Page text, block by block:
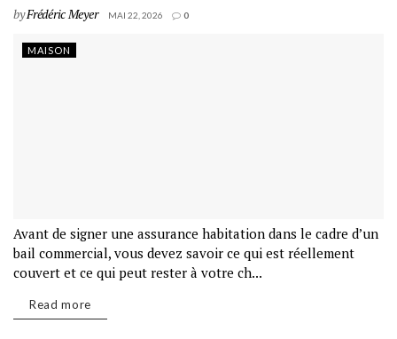
byFrédéric Meyer MAI 22, 2026 0
MAISON
Avant de signer une assurance habitation dans le cadre d’un
bail commercial, vous devez savoir ce qui est réellement
couvert et ce qui peut rester à votre ch...
Read more